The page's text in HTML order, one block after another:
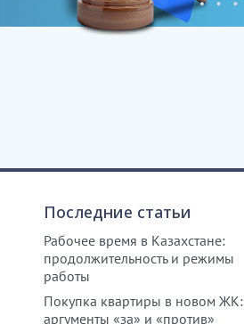
Последние статьи
Рабочее время в Казахстане:
продолжительность и режимы
работы
Покупка квартиры в новом ЖК:
аргументы «за» и «против»